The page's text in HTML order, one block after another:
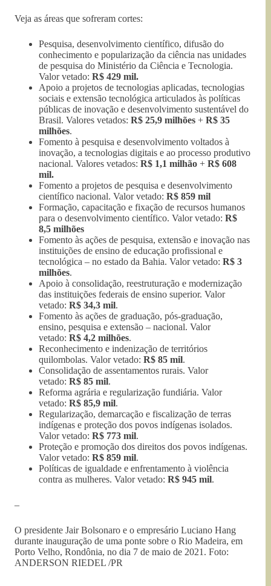
Veja as áreas que sofreram cortes:
Pesquisa, desenvolvimento científico, difusão do
conhecimento e popularização da ciência nas unidades
de pesquisa do Ministério da Ciência e Tecnologia.
Valor vetado: R$ 429 mil.
Apoio a projetos de tecnologias aplicadas, tecnologias
sociais e extensão tecnológica articulados às políticas
públicas de inovação e desenvolvimento sustentável do
Brasil. Valores vetados: R$ 25,9 milhões + R$ 35
milhões.
Fomento à pesquisa e desenvolvimento voltados à
inovação, a tecnologias digitais e ao processo produtivo
nacional. Valores vetados: R$ 1,1 milhão + R$ 608
mil.
Fomento a projetos de pesquisa e desenvolvimento
científico nacional. Valor vetado: R$ 859 mil
Formação, capacitação e fixação de recursos humanos
para o desenvolvimento científico. Valor vetado: R$
8,5 milhões
Fomento às ações de pesquisa, extensão e inovação nas
instituições de ensino de educação profissional e
tecnológica – no estado da Bahia. Valor vetado: R$ 3
milhões.
Apoio à consolidação, reestruturação e modernização
das instituições federais de ensino superior. Valor
vetado: R$ 34,3 mil.
Fomento às ações de graduação, pós-graduação,
ensino, pesquisa e extensão – nacional. Valor
vetado: R$ 4,2 milhões.
Reconhecimento e indenização de territórios
quilombolas. Valor vetado: R$ 85 mil.
Consolidação de assentamentos rurais. Valor
vetado: R$ 85 mil.
Reforma agrária e regularização fundiária. Valor
vetado: R$ 85,9 mil.
Regularização, demarcação e fiscalização de terras
indígenas e proteção dos povos indígenas isolados.
Valor vetado: R$ 773 mil.
Proteção e promoção dos direitos dos povos indígenas.
Valor vetado: R$ 859 mil.
Políticas de igualdade e enfrentamento à violência
contra as mulheres. Valor vetado: R$ 945 mil.
–
O presidente Jair Bolsonaro e o empresário Luciano Hang
durante inauguração de uma ponte sobre o Rio Madeira, em
Porto Velho, Rondônia, no dia 7 de maio de 2021. Foto:
ANDERSON RIEDEL /PR